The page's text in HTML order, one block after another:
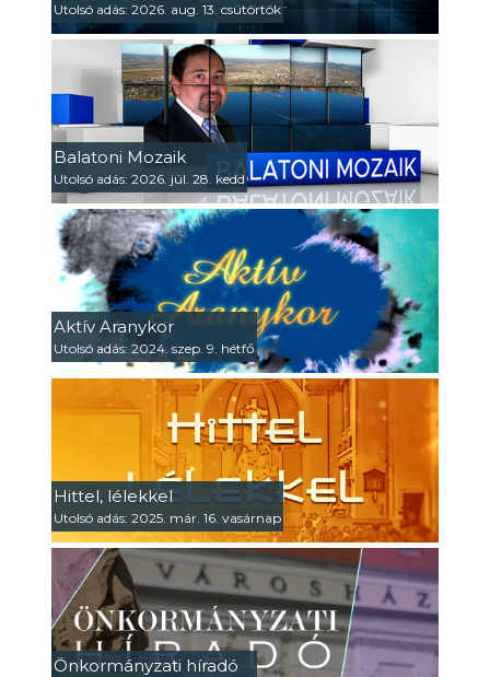
Utolsó adás: 2026. aug. 13. csütörtök
Balatoni Mozaik
Utolsó adás: 2026. júl. 28. kedd
Aktív Aranykor
Utolsó adás: 2024. szep. 9. hétfő
Hittel, lélekkel
Utolsó adás: 2025. már. 16. vasárnap
Önkormányzati híradó